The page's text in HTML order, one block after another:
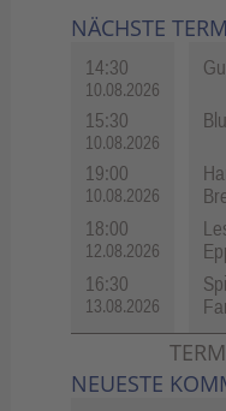
NÄCHSTE
14:30
10.08.2026
15:30
10.08.2026
19:00
10.08.2026
18:00
12.08.2026
16:30
13.08.2026
NEUESTE